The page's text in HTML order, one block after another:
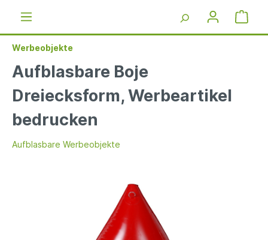
Werbeobjekte
Aufblasbare Boje
Dreiecksform, Werbeartikel
bedrucken
Aufblasbare Werbeobjekte